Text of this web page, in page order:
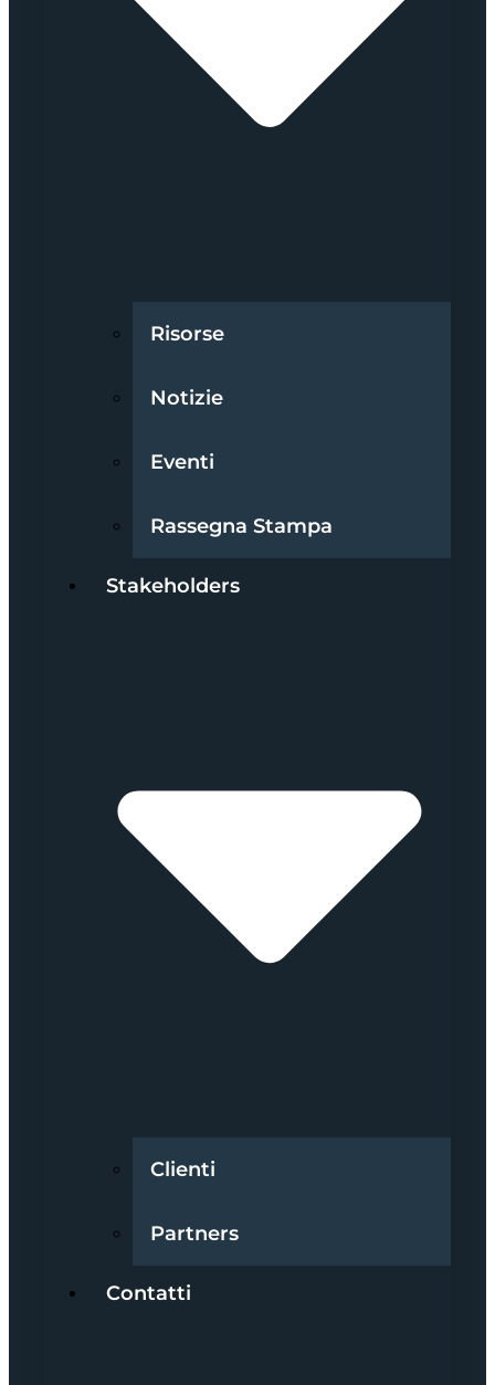
Risorse
Notizie
Eventi
Rassegna Stampa
Stakeholders
Clienti
Partners
Contatti